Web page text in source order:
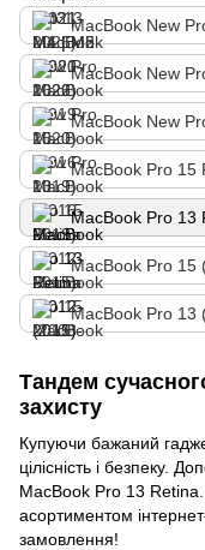
MacBook New
MacBook New
MacBook New
MacBook Pro 15
MacBook Pro 13
MacBook Pro 15
MacBook Pro 13
Тандем
захисту
Купуючи бажаний
цілісність і безпеку.
MacBook Pro 13
асортиментом
замовлення!